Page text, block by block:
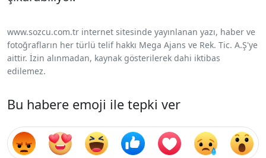
www.sozcu.com.tr internet sitesinde yayınlanan yazı, haber ve
fotoğrafların her türlü telif hakkı Mega Ajans ve Rek. Tic. A.Ş'ye
aittir. İzin alınmadan, kaynak gösterilerek dahi iktibas
edilemez.
Bu habere emoji ile tepki ver